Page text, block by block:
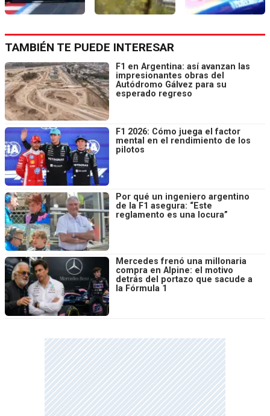
TAMBIÉN TE PUEDE INTERESAR
F1 en Argentina: así avanzan las
impresionantes obras del
Autódromo Gálvez para su
esperado regreso
F1 2026: Cómo juega el factor
mental en el rendimiento de los
pilotos
Por qué un ingeniero argentino
de la F1 asegura: “Este
reglamento es una locura”
Mercedes frenó una millonaria
compra en Alpine: el motivo
detrás del portazo que sacude a
la Fórmula 1